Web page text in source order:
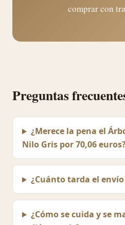
comprar con
Preguntas
¿Merece la pena el
Nilo Gris por 70,06
¿Cuánto tarda el
¿Cómo se cuida y se